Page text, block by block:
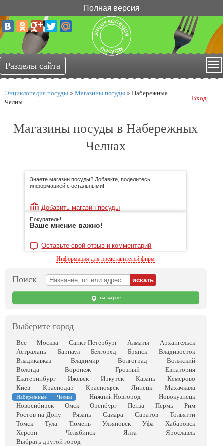
Полная версия
Энциклопедия посуды » Магазины посуды » Набережные
Челны
Вход
Магазины посуды в Набережных
Челнах
Знаете магазин посуды? Добавьте, поделитесь
информацией с остальными!
Добавить магазин посуды
Покупатель!
Ваше мнение важно!
Оставьте свой отзыв и комментарий
Информация для представителей фирм
Поиск
на карте
Выберите город
Все Москва Санкт-Петербург Алматы
Архангельск
Астрахань
Барнаул Белгород Брянск
Владивосток
Владикавказ
Владимир Волгоград
Волжский
Вологда
Воронеж Грозный
Евпатория
Екатеринбург
Ижевск Иркутск Казань
Кемерово
Киев
Краснодар Красноярск Липецк Махачкала
Набережные Челны Нижний Новгород
Новокузнецк
Новосибирск
Омск Оренбург Пенза Пермь
Рим
Ростов-на-Дону
Рязань Самара Саратов
Тольятти
Томск
Тула Тюмень Ульяновск Уфа
Хабаровск
Херсон
Челябинск Ялта
Ярославль
Выбрать другой город